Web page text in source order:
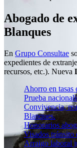
Abogado de
Blanques
En Grupo Consultae
expedientes de
recursos, etc.). Nueva
Ahorro en tasas
Prueba
Convivencia,
Blanques.
Honorarios
Visados tránsito
Arraigo laboral